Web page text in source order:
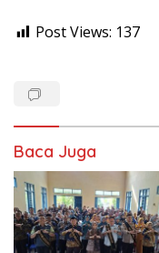
Post Views: 137
Baca Juga